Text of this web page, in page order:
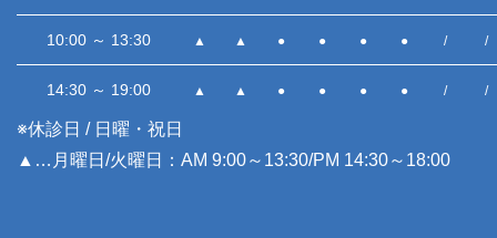
10:00 ～ 13:30 ▲ ▲ ● ● ● ● / /
14:30 ～ 19:00 ▲ ▲ ● ● ● ● / /
※休診日 / 日曜・祝日
▲…月曜日/火曜日：AM 9:00～13:30/PM 14:30～18:00